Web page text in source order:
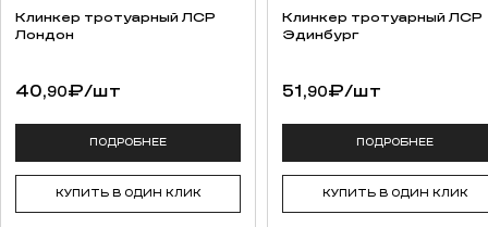
Клинкер тротуарный ЛСР
Лондон
40,90₽/шт
ПОДРОБНЕЕ
КУПИТЬ В ОДИН КЛИК
Клинкер тротуарный ЛСР
Эдинбург
51,90₽/шт
ПОДРОБНЕЕ
КУПИТЬ В ОДИН КЛИК